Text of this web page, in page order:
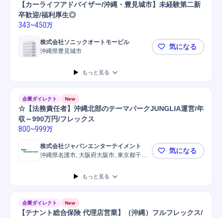
【カーライフアドバイザー/沖縄・豊見城市】未経験第二新
卒歓迎/福利厚生◎
343~450万
株式会社ソニックオートモービル
沖縄県豊見城市
【カーライ
気になる
もっと見る
企業ダイレクト New
☆【法務責任者】沖縄北部のテーマパークJUNGLIA運営/年
収～990万円/フレックス
800~999万
株式会社ジャパンエンターテイメント
沖縄県名護市, 大阪府大阪市, 東京都千代
☆【法務責
気になる
もっと見る
企業ダイレクト New
【テナント総合保険 代理店営業】（沖縄）フルフレックス/